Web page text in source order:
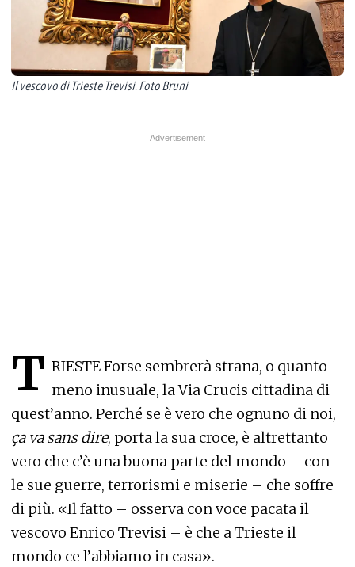
Il vescovo di Trieste Trevisi. Foto Bruni
T RIESTE Forse sembrerà strana, o quanto
meno inusuale, la Via Crucis cittadina di
quest’anno. Perché se è vero che ognuno di noi,
ça va sans dire, porta la sua croce, è altrettanto
vero che c’è una buona parte del mondo – con
le sue guerre, terrorismi e miserie – che soffre
di più. «Il fatto – osserva con voce pacata il
vescovo Enrico Trevisi – è che a Trieste il
mondo ce l’abbiamo in casa».